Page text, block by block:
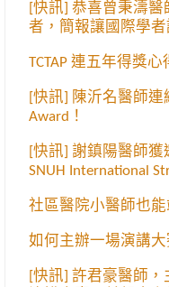
[快訊] 恭喜曾秉濤
者，簡報讓國際學者
TCTAP 連五年得獎心
[快訊] 陳沂名醫師連
Award！
[快訊] 謝鎮陽醫師
SNUH International
社區醫院小醫師也
如何主辦一場演講大
[快訊] 許君豪醫師，